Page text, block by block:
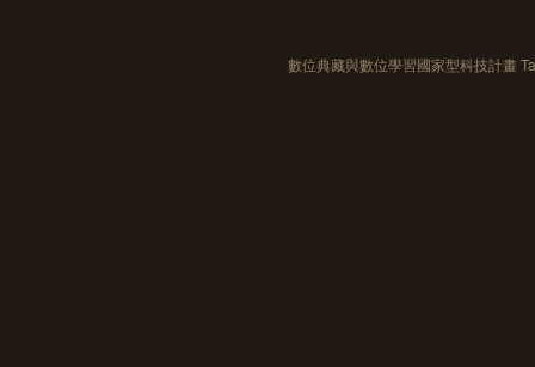
數位典藏與數位學習國家型科技計畫